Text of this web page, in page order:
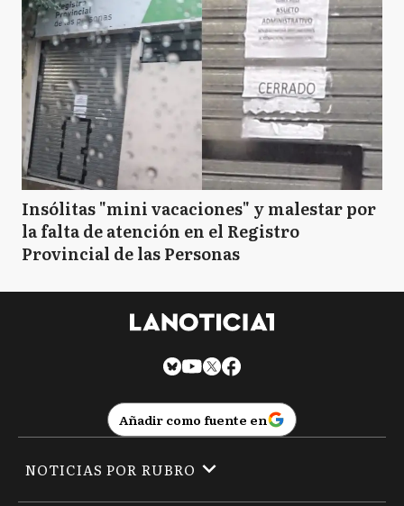
Insólitas "mini vacaciones" y malestar por
la falta de atención en el Registro
Provincial de las Personas
Añadir como fuente en
NOTICIAS POR RUBRO